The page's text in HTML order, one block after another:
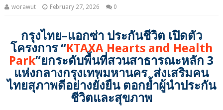
worawut February 27, 2026 0
กรุงไทย–แอกซ่า ประกันชีวิต เปิดตัว
โครงการ “KTAXA Hearts and Health
Park”ยกระดับพื้นที่สวนสาธารณะหลัก 3
แห่งกลางกรุงเทพมหานคร ส่งเสริมคน
ไทยสุภาพดีอย่างยั่งยืน ตอกย้ำผู้นำประกัน
ชีวิตและสุขภาพ